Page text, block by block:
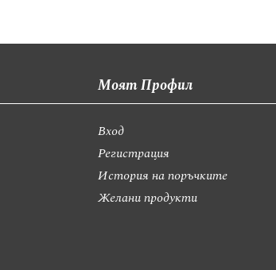
Моят Профил
Вход
Регистрация
История на поръчките
Желани продукти